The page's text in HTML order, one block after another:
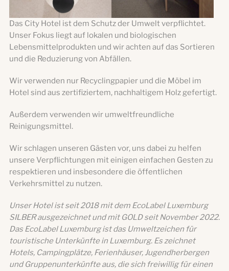
Das City Hotel ist dem Schutz der Umwelt verpflichtet.
Unser Fokus liegt auf lokalen und biologischen
Lebensmittelprodukten und wir achten auf das Sortieren
und die Reduzierung von Abfällen.
Wir verwenden nur Recyclingpapier und die Möbel im
Hotel sind aus zertifiziertem, nachhaltigem Holz gefertigt.
Außerdem verwenden wir umweltfreundliche
Reinigungsmittel.
Wir schlagen unseren Gästen vor, uns dabei zu helfen
unsere Verpflichtungen mit einigen einfachen Gesten zu
respektieren und insbesondere die öffentlichen
Verkehrsmittel zu nutzen.
Unser Hotel ist seit 2018 mit dem EcoLabel Luxemburg
SILBER ausgezeichnet und mit GOLD seit November 2022.
Das EcoLabel Luxemburg ist das Umweltzeichen für
touristische Unterkünfte in Luxemburg. Es zeichnet
Hotels, Campingplätze, Ferienhäuser, Jugendherbergen
und Gruppenunterkünfte aus, die sich freiwillig für einen